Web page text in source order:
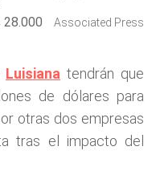
28.000
Associated Press
Luisiana tendrán que
de dólares para
otras dos empresas
tras el impacto del